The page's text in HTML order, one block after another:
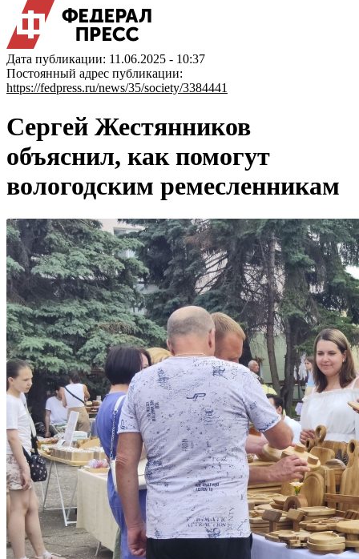
Дата публикации: 11.06.2025 - 10:37
Постоянный адрес публикации:
https://fedpress.ru/news/35/society/3384441
Сергей Жестянников
объяснил, как помогут
вологодским ремесленникам